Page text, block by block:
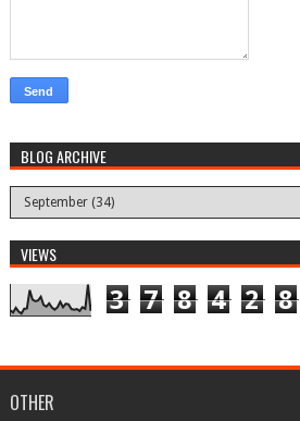
BLOG ARCHIVE
VIEWS
3 7 8 4 2 8
OTHER